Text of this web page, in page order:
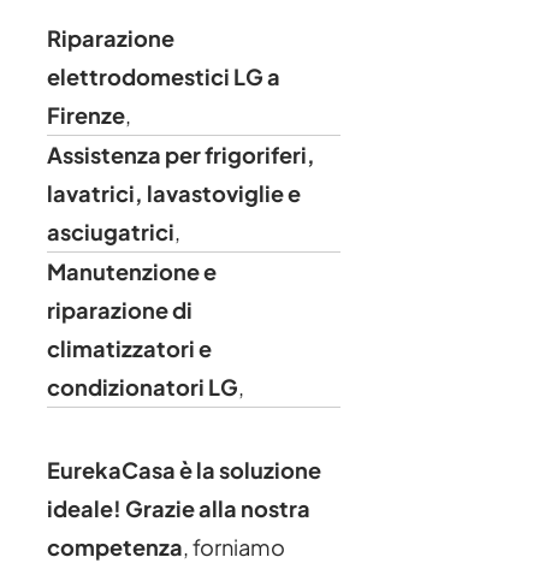
Riparazione
elettrodomestici LG a
Firenze,
Assistenza per frigoriferi,
lavatrici, lavastoviglie e
asciugatrici,
Manutenzione e
riparazione di
climatizzatori e
condizionatori LG,
EurekaCasa è la soluzione
ideale! Grazie alla nostra
competenza, forniamo